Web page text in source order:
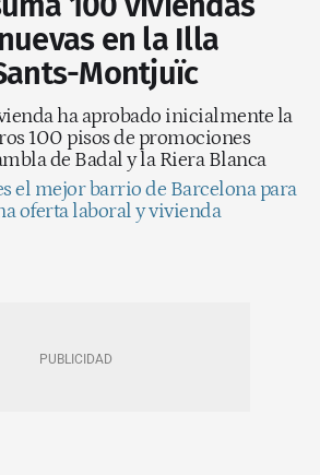
en la Illa
Montjuïc
ha aprobado inicialmente la
100 pisos de promociones
de Badal y la Riera Blanca
el mejor barrio de Barcelona para
oferta laboral y vivienda